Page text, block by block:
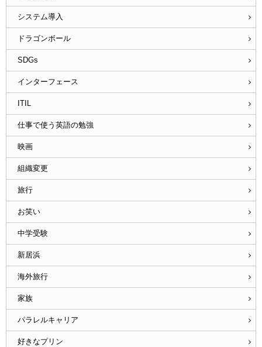
システム導入
ドラゴンボール
SDGs
インターフェース
ITIL
仕事で使う英語の勉強
映画
組織変更
旅行
お笑い
中学受験
新居浜
海外旅行
家族
パラレルキャリア
好きなプリン